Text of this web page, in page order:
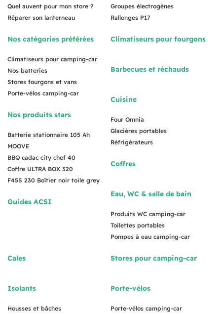
Quel auvent pour mon store ?
Réparer son lanterneau
Nos catégories préférées
Climatiseurs pour camping-car
Nos batteries
Stores fourgons et vans
Porte-vélos camping-car
Nos produits stars
Batterie stationnaire 105 Ah
MOOVE
BBQ cadac city chef 40
Coffre ULTRA BOX 320
F45S 230 Boîtier noir toile grey
Guides ACSI
Groupes électrogènes
Rallonges P17
Climatiseurs pour fourgons
Barbecues et réchauds
Cuisine
Four Omnia
Glacières portables
Réfrigérateurs
Coffres
Eau, WC & salle de bain
Produits WC camping-car
Toilettes portables
Pompes à eau camping-car
Cales
Isolants
Housses et bâches
Stores pour camping-car
Porte-vélos
Porte-vélos camping-car